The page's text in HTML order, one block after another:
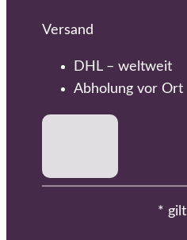
Versand
DHL – weltweit
Abholung vor Ort
*